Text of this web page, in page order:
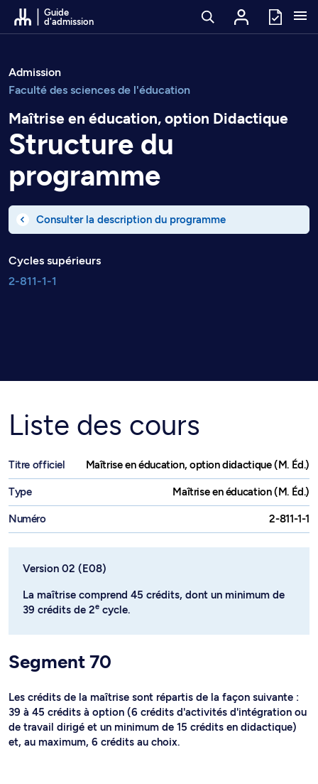
Passer au contenu
Guide
d'admission
Admission
Faculté des sciences de l'éducation
Maîtrise en éducation, option Didactique
Structure du
programme
Consulter la description du programme
Cycles supérieurs
2-811-1-1
Liste des cours
Titre officiel Maîtrise en éducation, option didactique (M. Éd.)
Type Maîtrise en éducation (M. Éd.)
Numéro 2-811-1-1
Version 02 (E08)
La maîtrise comprend 45 crédits, dont un minimum de
39 crédits de 2e cycle.
Segment 70
Les crédits de la maîtrise sont répartis de la façon suivante :
39 à 45 crédits à option (6 crédits d'activités d'intégration ou
de travail dirigé et un minimum de 15 crédits en didactique)
et, au maximum, 6 crédits au choix.